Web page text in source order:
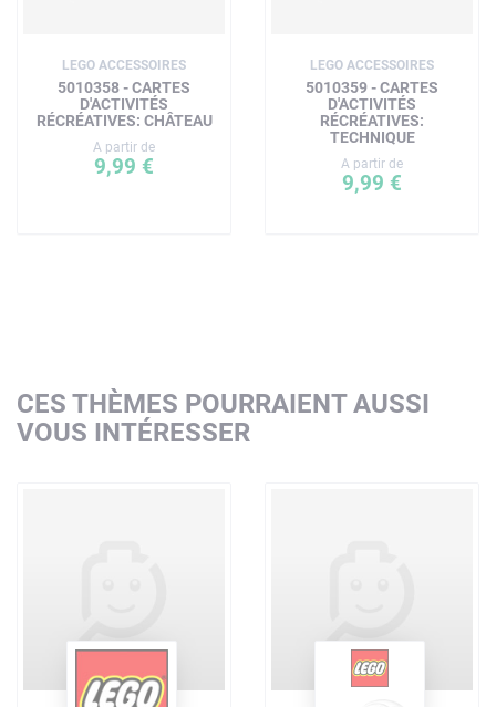
LEGO ACCESSOIRES
5010358 - CARTES
D'ACTIVITÉS
RÉCRÉATIVES: CHÂTEAU
A partir de
9,99 €
LEGO ACCESSOIRES
5010359 - CARTES
D'ACTIVITÉS
RÉCRÉATIVES:
TECHNIQUE
A partir de
9,99 €
CES THÈMES POURRAIENT AUSSI
VOUS INTÉRESSER